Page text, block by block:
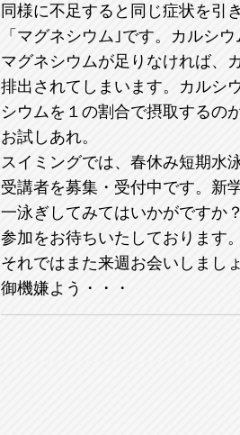
同様に不足すると同じ症状を引
「マグネシウム｣です。カルシ
マグネシウムが足りなければ、
排出されてしまいます。カルシ
シウムを１の割合で摂取するの
お試しあれ。
スイミングでは、春休み短期水
受講者を募集・受付中です。新
一泳ぎしてみてはいかがですか？
参加をお待ちいたしております。
それではまた来週お会いしましょ
御機嫌よう・・・